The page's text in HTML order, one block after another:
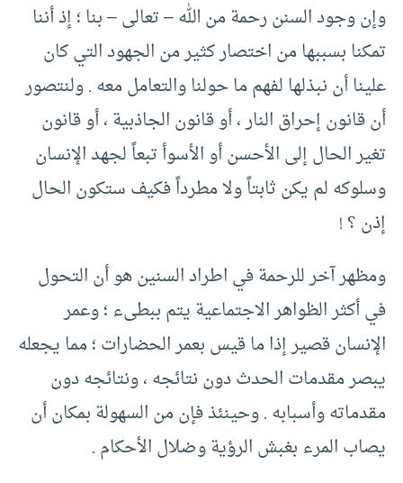
وإن وجود السنن رحمة من الله – تعالى – بنا ؛ إذ أننا
تمكنا بسببها من اختصار كثير من الجهود التي كان
علينا أن نبذلها لفهم ما حولنا والتعامل معه . ولنتصور
أن قانون إحراق النار ، أو قانون الجاذبية ، أو قانون
تغير الحال إلى الأحسن أو الأسوأ تبعاً لجهد الإنسان
وسلوكه لم يكن ثابتاً ولا مطرداً فكيف ستكون الحال
إذن ؟ !
ومظهر آخر للرحمة في اطراد السنين هو أن التحول
في أكثر الظواهر الاجتماعية يتم ببطىء ؛ وعمر
الإنسان قصير إذا ما قيس بعمر الحضارات ؛ مما يجعله
يبصر مقدمات الحدث دون نتائجه ، ونتائجه دون
مقدماته وأسبابه . وحينئذ فإن من السهولة بمكان أن
يصاب المرء بغبش الرؤية وضلال الأحكام .